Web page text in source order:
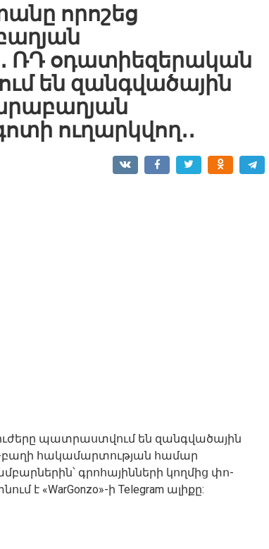
որոշեց
ՌԴ օդատիեզերական
են զանգվածային
ուղարկվող․․
պատրաստվում են զանգվածային
բաղի հակամարտության համար
գրոհայինների կողմից փո-
է «WarGonzo»-ի Telegram ալիքը: